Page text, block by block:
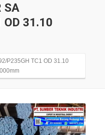
SA
31.10
P235GH TC1 OD 31.10